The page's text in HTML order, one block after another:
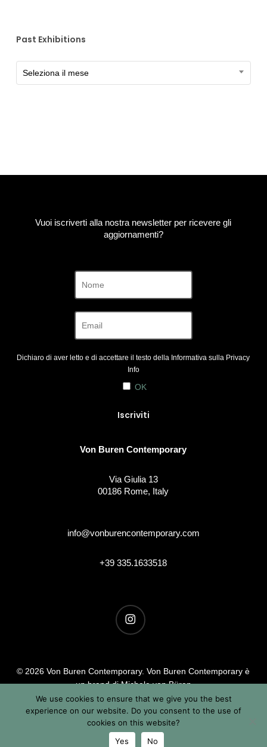
Past Exhibitions
Exhibitions
Seleziona il mese
Vuoi iscriverti alla nostra newsletter per ricevere gli
aggiornamenti?
Dichiaro di aver letto e di accettare il testo della Informativa sulla Privacy
Info
OK
Von Buren Contemporary
Via Giulia 13
00186 Rome, Italy
info@vonburencontemporary.com
+39 335.1633518
instagram
© 2026 Von Buren Contemporary. Von Buren Contemporary è
un brand di Michele von Büren
Tutti i diritti riservati |Privacy & Cookie Info| Termini &
Condizioni
We use cookies to ensure that we give you the best
experience on our website. Do you consent to the use of
cookies on this website?
Yes
No